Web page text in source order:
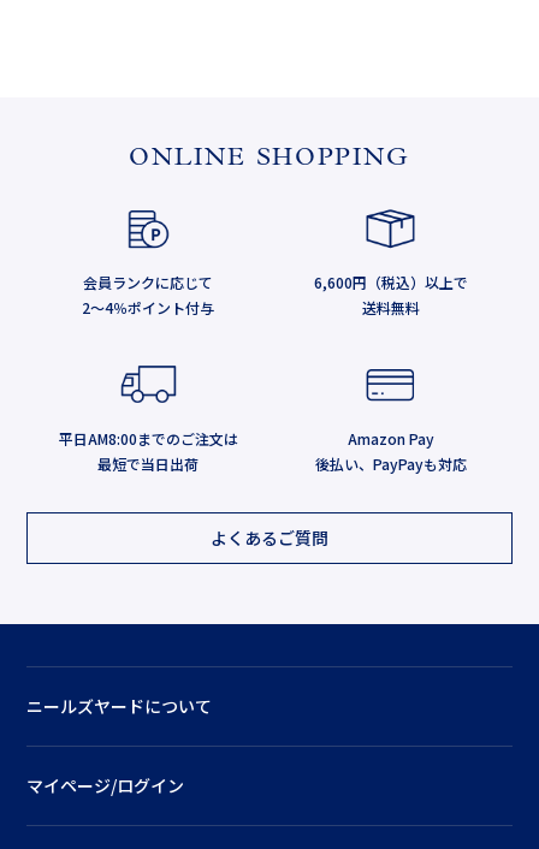
ONLINE SHOPPING
会員ランクに応じて
2～4％ポイント付与
6,600円（税込）以上で
送料無料
平日AM8:00までのご注文は
最短で当日出荷
Amazon Pay
後払い、PayPayも対応
よくあるご質問
ニールズヤードについて
マイページ/ログイン